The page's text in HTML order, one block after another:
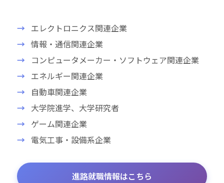
エレクトロニクス関連企業
情報・通信関連企業
コンピュータメーカー・ソフトウェア関連企業
エネルギー関連企業
自動車関連企業
大学院進学、大学研究者
ゲーム関連企業
電気工事・設備系企業
進路就職情報はこちら